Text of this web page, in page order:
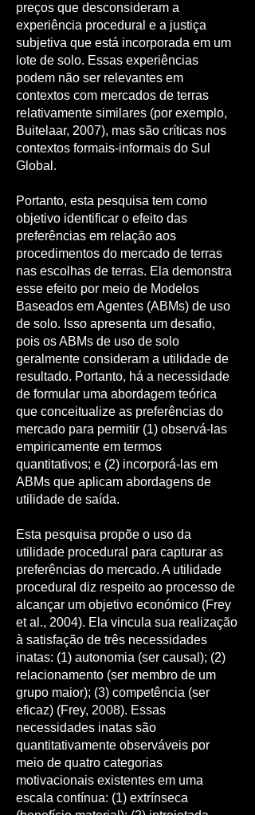
preços que desconsideram a
experiência procedural e a justiça
subjetiva que está incorporada em um
lote de solo. Essas experiências
podem não ser relevantes em
contextos com mercados de terras
relativamente similares (por exemplo,
Buitelaar, 2007), mas são críticas nos
contextos formais-informais do Sul
Global.
Portanto, esta pesquisa tem como
objetivo identificar o efeito das
preferências em relação aos
procedimentos do mercado de terras
nas escolhas de terras. Ela demonstra
esse efeito por meio de Modelos
Baseados em Agentes (ABMs) de uso
de solo. Isso apresenta um desafio,
pois os ABMs de uso de solo
geralmente consideram a utilidade de
resultado. Portanto, há a necessidade
de formular uma abordagem teórica
que conceitualize as preferências do
mercado para permitir (1) observá-las
empiricamente em termos
quantitativos; e (2) incorporá-las em
ABMs que aplicam abordagens de
utilidade de saída.
Esta pesquisa propõe o uso da
utilidade procedural para capturar as
preferências do mercado. A utilidade
procedural diz respeito ao processo de
alcançar um objetivo económico (Frey
et al., 2004). Ela vincula sua realização
à satisfação de três necessidades
inatas: (1) autonomia (ser causal); (2)
relacionamento (ser membro de um
grupo maior); (3) competência (ser
eficaz) (Frey, 2008). Essas
necessidades inatas são
quantitativamente observáveis por
meio de quatro categorias
motivacionais existentes em uma
escala contínua: (1) extrínseca